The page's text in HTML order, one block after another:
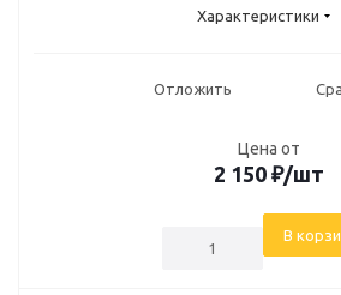
Характеристики
Отложить
Цена от
2 150 ₽/шт
В